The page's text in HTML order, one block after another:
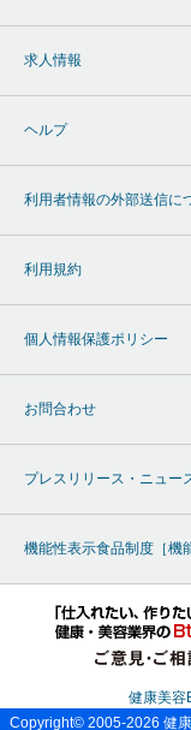
求人情報
ヘルプ
利用者情報の外部送信に
利用規約
個人情報保護ポリシー
お問合わせ
プレスリリース・ニュー
機能性表示食品制度［機
健康美容
Copyright© 2005-2026 健